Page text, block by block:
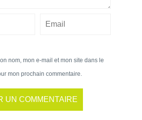
nom, mon e-mail et mon site dans le
mon prochain commentaire.